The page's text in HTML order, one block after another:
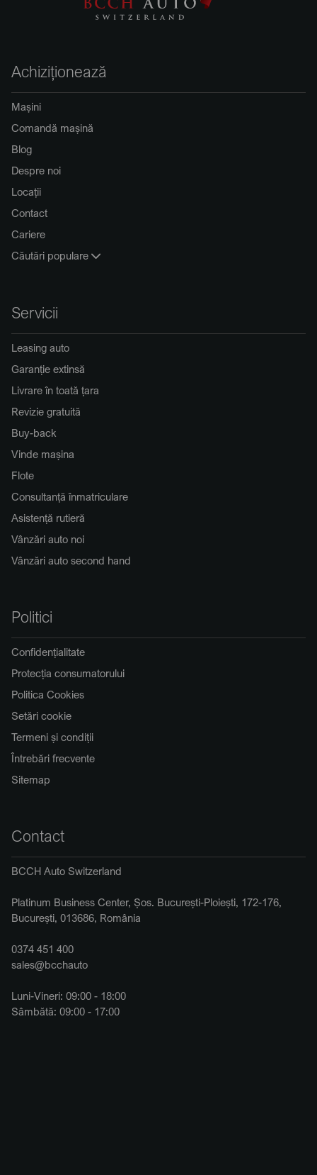
Achiziționează
Mașini
Comandă mașină
Blog
Despre noi
Locații
Contact
Cariere
Căutări populare
Servicii
Leasing auto
Garanție extinsă
Livrare în toată țara
Revizie gratuită
Buy-back
Vinde mașina
Flote
Consultanță înmatriculare
Asistență rutieră
Vânzări auto noi
Vânzări auto second hand
Politici
Confidențialitate
Protecția consumatorului
Politica Cookies
Setări cookie
Termeni și condiții
Întrebări frecvente
Sitemap
Contact
BCCH Auto Switzerland
Platinum Business Center, Șos. București-Ploiești, 172-176,
București, 013686, România
0374 451 400
sales@bcchauto
Luni-Vineri: 09:00 - 18:00
Sâmbătă: 09:00 - 17:00